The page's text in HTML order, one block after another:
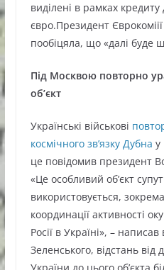
виділені в рамках
євро.Президент
пообіцяла, що «далі буде
Під Москвою повторно
об’єкт
Українські військові
космічного зв’язку Дубна у
це повідомив президент
«Це особливий об’єкт
використовується,
координації активності
Росії в Україні», –
Зеленського, відстань